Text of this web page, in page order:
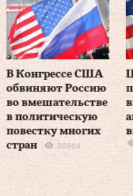
В Конгрессе США
обвиняют Россию
во вмешательстве
в политическую
повестку многих
стран
36964